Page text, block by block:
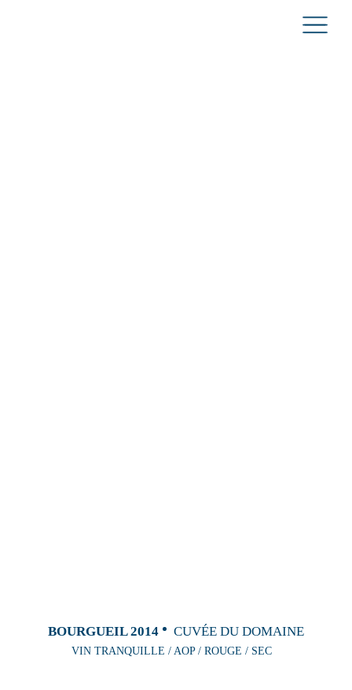
BOURGUEIL 2014 CUVÉE DU DOMAINE
VIN TRANQUILLE / AOP / ROUGE / SEC